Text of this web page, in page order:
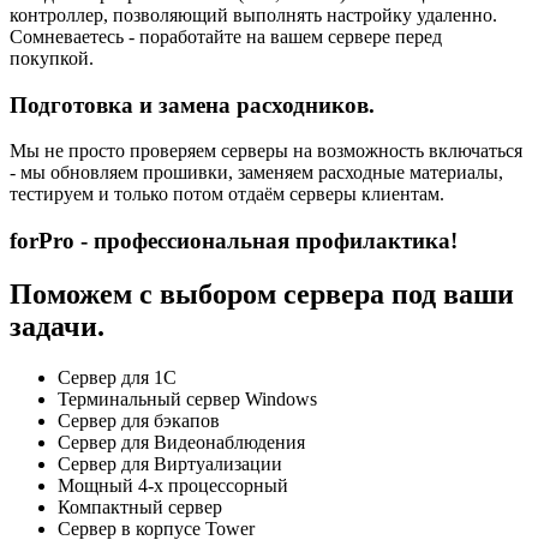
контроллер, позволяющий выполнять настройку удаленно.
Сомневаетесь - поработайте на вашем сервере перед
покупкой.
Подготовка и замена расходников.
Мы не просто проверяем серверы на возможность включаться
- мы обновляем прошивки, заменяем расходные материалы,
тестируем и только потом отдаём серверы клиентам.
forPro - профессиональная профилактика!
Поможем с выбором сервера под ваши
задачи.
Сервер для 1С
Терминальный сервер Windows
Сервер для бэкапов
Сервер для Видеонаблюдения
Сервер для Виртуализации
Мощный 4-х процессорный
Компактный сервер
Сервер в корпусе Tower